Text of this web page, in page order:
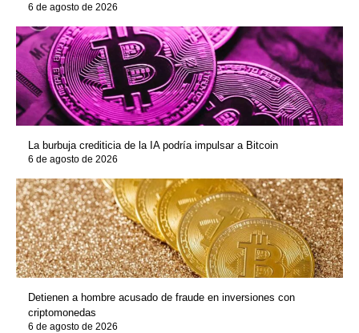
6 de agosto de 2026
La burbuja crediticia de la IA podría impulsar a Bitcoin
6 de agosto de 2026
Detienen a hombre acusado de fraude en inversiones con
criptomonedas
6 de agosto de 2026